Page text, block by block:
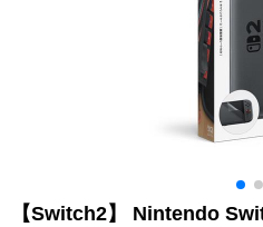
【Switch2】 Nintendo